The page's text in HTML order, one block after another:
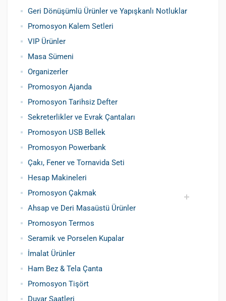
Geri Dönüşümlü Ürünler ve Yapışkanlı Notluklar
Promosyon Kalem Setleri
VIP Ürünler
Masa Sümeni
Organizerler
Promosyon Ajanda
Promosyon Tarihsiz Defter
Sekreterlikler ve Evrak Çantaları
Promosyon USB Bellek
Promosyon Powerbank
Çakı, Fener ve Tornavida Seti
Hesap Makineleri
Promosyon Çakmak
Siboplu Çakmak
Manyetolu Çakmak
Ahsap ve Deri Masaüstü Ürünler
Promosyon Termos
Seramik ve Porselen Kupalar
İmalat Ürünler
Ham Bez & Tela Çanta
Promosyon Tişört
Duvar Saatleri